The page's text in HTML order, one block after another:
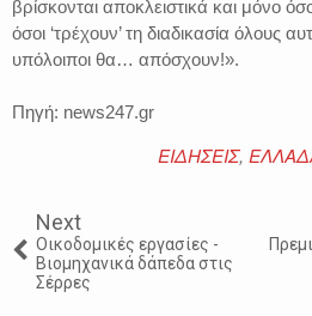
βρίσκονται αποκλειστικά και μόνο
όσοι ‘τρέχουν’ τη διαδικασία όλους
υπόλοιποι θα… απόσχουν!».
Πηγή: news247.gr
ΕΙΔΗΣΕΙΣ,
Next
Οικοδομικές εργασίες -
Βιομηχανικά δάπεδα στις
Σέρρες